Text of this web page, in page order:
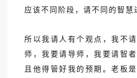
应该不同阶段，请不同的智慧
所以我请人有个观点，我不
师，我要请导师，我要请智
且他得管好我的预期。老板